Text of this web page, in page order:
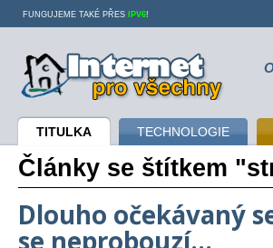
Internet pro všechny
TITULKA TECHNOLOGIE
FUNGUJEME TAKÉ PŘES IPV6!
Články se štítkem
Dlouho očekávaný
se neprobouzí…